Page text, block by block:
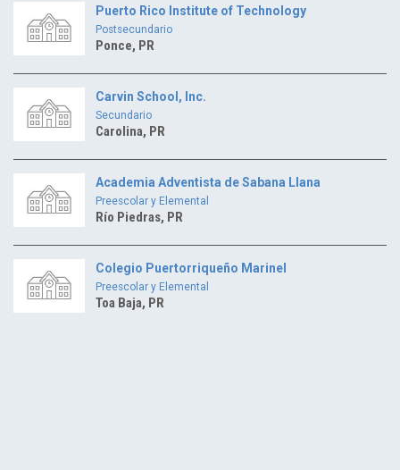
Puerto Rico Institute of Technology
Postsecundario
Ponce, PR
Carvin School, Inc.
Secundario
Carolina, PR
Academia Adventista de Sabana Llana
Preescolar y Elemental
Río Piedras, PR
Colegio Puertorriqueño Marinel
Preescolar y Elemental
Toa Baja, PR